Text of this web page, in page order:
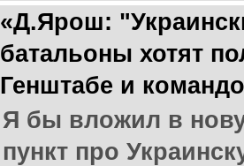
«Д.Ярош:
батальоны хотят
Генштабе и
Я бы вложил в
пункт про